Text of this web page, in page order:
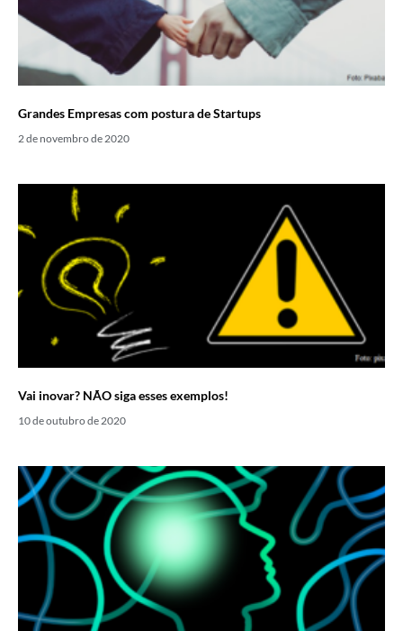
Grandes Empresas com postura de Startups
2 de novembro de 2020
Vai inovar? NÃO siga esses exemplos!
10 de outubro de 2020